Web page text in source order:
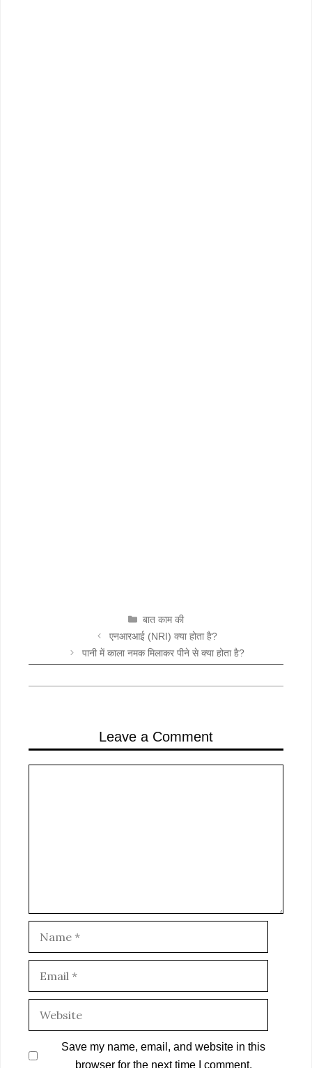
CATEGORIES
बात काम की
एनआरआई (NRI) क्या होता है?
पानी में काला नमक मिलाकर पीने से क्या होता है?
Leave a Comment
Save my name, email, and website in this
browser for the next time I comment.